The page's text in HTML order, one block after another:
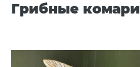
Грибные